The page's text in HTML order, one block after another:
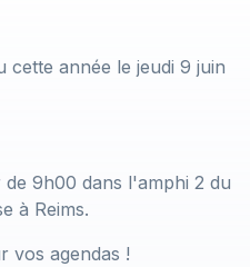
cette année le jeudi 9 juin
9h00 dans l'amphi 2 du
à Reims.
vos agendas !